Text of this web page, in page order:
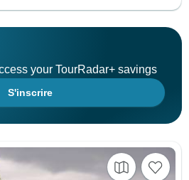
your TourRadar+ savings
S'inscrire